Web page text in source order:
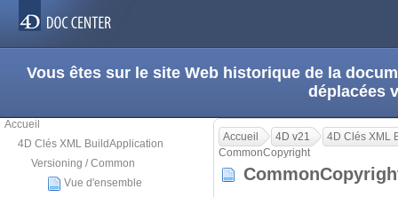
Vous êtes sur le site Web historique de la
déplacées
Accueil
4D Clés XML BuildApplication
Versioning / Common
Vue d'ensemble
Accueil 4D v21
4D Clés XML
CommonCopyright